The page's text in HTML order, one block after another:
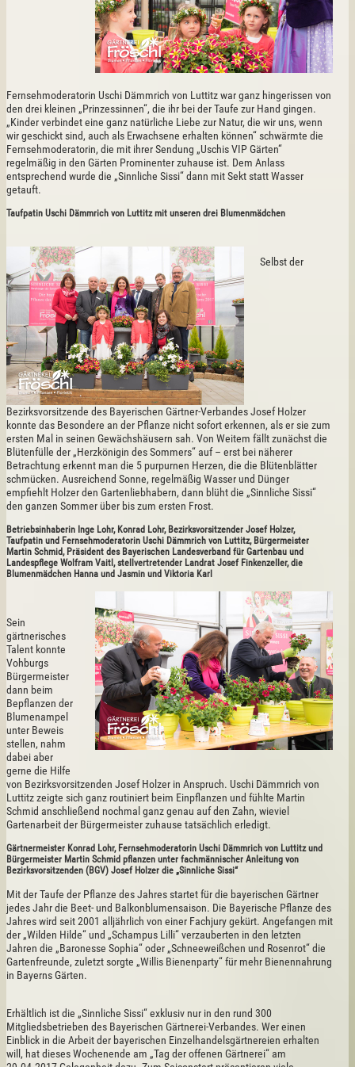
Fernsehmoderatorin Uschi Dämmrich von Luttitz war ganz hingerissen von
den drei kleinen „Prinzessinnen“, die ihr bei der Taufe zur Hand gingen.
„Kinder verbindet eine ganz natürliche Liebe zur Natur, die wir uns, wenn
wir geschickt sind, auch als Erwachsene erhalten können“ schwärmte die
Fernsehmoderatorin, die mit ihrer Sendung „Uschis VIP Gärten“
regelmäßig in den Gärten Prominenter zuhause ist. Dem Anlass
entsprechend wurde die „Sinnliche Sissi“ dann mit Sekt statt Wasser
getauft.
Taufpatin Uschi Dämmrich von Luttitz mit unseren drei Blumenmädchen
Selbst der
Bezirksvorsitzende des Bayerischen Gärtner-Verbandes Josef Holzer
konnte das Besondere an der Pflanze nicht sofort erkennen, als er sie zum
ersten Mal in seinen Gewächshäusern sah. Von Weitem fällt zunächst die
Blütenfülle der „Herzkönigin des Sommers“ auf – erst bei näherer
Betrachtung erkennt man die 5 purpurnen Herzen, die die Blütenblätter
schmücken. Ausreichend Sonne, regelmäßig Wasser und Dünger
empfiehlt Holzer den Gartenliebhabern, dann blüht die „Sinnliche Sissi“
den ganzen Sommer über bis zum ersten Frost.
Betriebsinhaberin Inge Lohr, Konrad Lohr, Bezirksvorsitzender Josef Holzer,
Taufpatin und Fernsehmoderatorin Uschi Dämmrich von Luttitz, Bürgermeister
Martin Schmid, Präsident des Bayerischen Landesverband für Gartenbau und
Landespflege Wolfram Vaitl, stellvertretender Landrat Josef Finkenzeller, die
Blumenmädchen Hanna und Jasmin und Viktoria Karl
Sein
gärtnerisches
Talent konnte
Vohburgs
Bürgermeister
dann beim
Bepflanzen der
Blumenampel
unter Beweis
stellen, nahm
dabei aber
gerne die Hilfe
von Bezirksvorsitzenden Josef Holzer in Anspruch. Uschi Dämmrich von
Luttitz zeigte sich ganz routiniert beim Einpflanzen und fühlte Martin
Schmid anschließend nochmal ganz genau auf den Zahn, wieviel
Gartenarbeit der Bürgermeister zuhause tatsächlich erledigt.
Gärtnermeister Konrad Lohr, Fernsehmoderatorin Uschi Dämmrich von Luttitz und
Bürgermeister Martin Schmid pflanzen unter fachmännischer Anleitung von
Bezirksvorsitzenden (BGV) Josef Holzer die „Sinnliche Sissi“
Mit der Taufe der Pflanze des Jahres startet für die bayerischen Gärtner
jedes Jahr die Beet- und Balkonblumensaison. Die Bayerische Pflanze des
Jahres wird seit 2001 alljährlich von einer Fachjury gekürt. Angefangen mit
der „Wilden Hilde“ und „Schampus Lilli“ verzauberten in den letzten
Jahren die „Baronesse Sophia“ oder „Schneeweißchen und Rosenrot“ die
Gartenfreunde, zuletzt sorgte „Willis Bienenparty“ für mehr Bienennahrung
in Bayerns Gärten.
Erhältlich ist die „Sinnliche Sissi“ exklusiv nur in den rund 300
Mitgliedsbetrieben des Bayerischen Gärtnerei-Verbandes. Wer einen
Einblick in die Arbeit der bayerischen Einzelhandelsgärtnereien erhalten
will, hat dieses Wochenende am „Tag der offenen Gärtnerei“ am